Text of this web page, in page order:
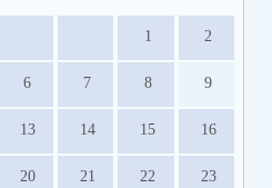
1 2
6 7 8 9
13 14 15 16
20 21 22 23